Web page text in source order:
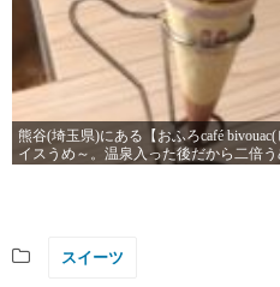
熊谷(埼玉県)にある【おふろcafé
イスうめ～。温泉入った後だから二倍う
スイーツ